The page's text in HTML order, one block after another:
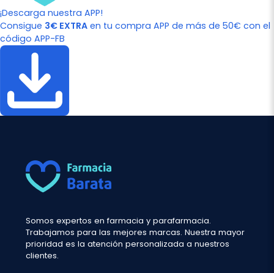
¡Descarga nuestra APP!
Consigue 3€ EXTRA en tu compra APP de más de 50€ con el
código APP-FB
Somos expertos en farmacia y parafarmacia.
Trabajamos para las mejores marcas. Nuestra mayor
prioridad es la atención personalizada a nuestros
clientes.